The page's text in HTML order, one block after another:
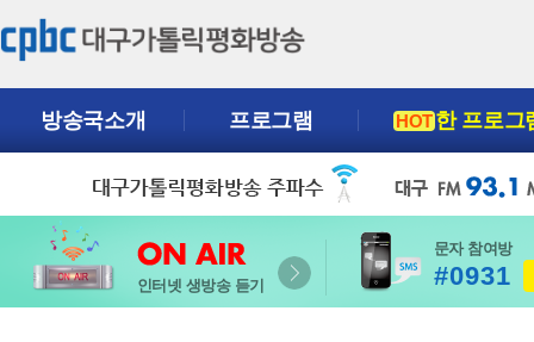
방송국소개 프로그램 HOT한 프로그
인터넷 생방송 듣기
문자 참여방
#0931